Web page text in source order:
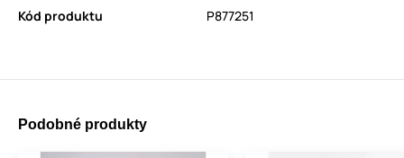
Kód produktu
P877251
Podobné produkty